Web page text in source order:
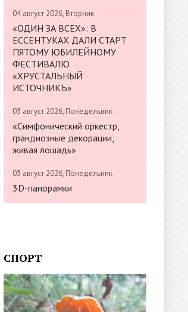
04 август 2026, Вторник
«ОДИН ЗА ВСЕХ»: В
ЕССЕНТУКАХ ДАЛИ СТАРТ
ПЯТОМУ ЮБИЛЕЙНОМУ
ФЕСТИВАЛЮ
«ХРУСТАЛЬНЫЙ
ИСТОЧНИКЪ»
03 август 2026, Понедельник
«Симфонический оркестр,
грандиозные декорации,
живая лошадь»
03 август 2026, Понедельник
3D-панорамки
СПОРТ